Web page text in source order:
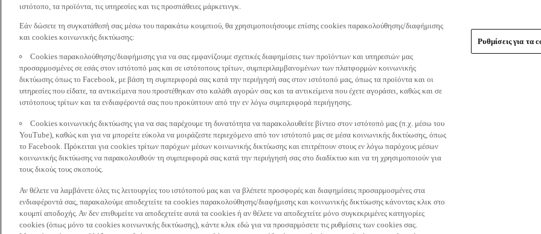
ιστότοπο, τα προϊόντα, τις υπηρεσίες και τις προσπάθειες μάρκετινγκ.
Εάν δώσετε τη συγκατάθεσή σας μέσω του παρακάτω κουμπιού, θα χρησιμοποιήσουμε επίσης cookies παρακολούθησης/διαφήμισης
και cookies κοινωνικής δικτύωσης:
Cookies παρακολούθησης/διαφήμισης για να σας εμφανίζουμε σχετικές διαφημίσεις των προϊόντων και υπηρεσιών μας
προσαρμοσμένες σε εσάς στον ιστότοπό μας και σε ιστότοπους τρίτων, συμπεριλαμβανομένων των πλατφορμών κοινωνικής
δικτύωσης όπως το Facebook, με βάση τη συμπεριφορά σας κατά την περιήγησή σας στον ιστότοπό μας, όπως τα προϊόντα και οι
υπηρεσίες που είδατε, τα αντικείμενα που προστέθηκαν στο καλάθι αγορών σας και τα αντικείμενα που έχετε αγοράσει, καθώς και σε
ιστότοπους τρίτων και τα ενδιαφέροντά σας που προκύπτουν από την εν λόγω συμπεριφορά περιήγησης.
Cookies κοινωνικής δικτύωσης για να σας παρέχουμε τη δυνατότητα να παρακολουθείτε βίντεο στον ιστότοπό μας (π.χ. μέσω του
YouTube), καθώς και για να μπορείτε εύκολα να μοιράζεστε περιεχόμενο από τον ιστότοπό μας σε μέσα κοινωνικής δικτύωσης, όπως
το Facebook. Πρόκειται για cookies τρίτων παρόχων μέσων κοινωνικής δικτύωσης και επιτρέπουν στους εν λόγω παρόχους μέσων
κοινωνικής δικτύωσης να παρακολουθούν τη συμπεριφορά σας κατά την περιήγησή σας στο διαδίκτυο και να τη χρησιμοποιούν για
τους δικούς τους σκοπούς.
Αν θέλετε να λαμβάνετε όλες τις λειτουργίες του ιστότοπού μας και να βλέπετε προσφορές και διαφημίσεις προσαρμοσμένες στα
ενδιαφέροντά σας, παρακαλούμε αποδεχτείτε τα cookies παρακολούθησης/διαφήμισης και κοινωνικής δικτύωσης κάνοντας κλικ στο
κουμπί αποδοχής. Αν δεν επιθυμείτε να αποδεχτείτε αυτά τα cookies ή αν θέλετε να αποδεχτείτε μόνο συγκεκριμένες κατηγορίες
cookies (όπως μόνο τα cookies κοινωνικής δικτύωσης), κάντε κλικ εδώ για να προσαρμόσετε τις ρυθμίσεις των cookies σας.
Ρυθμίσεις για τα